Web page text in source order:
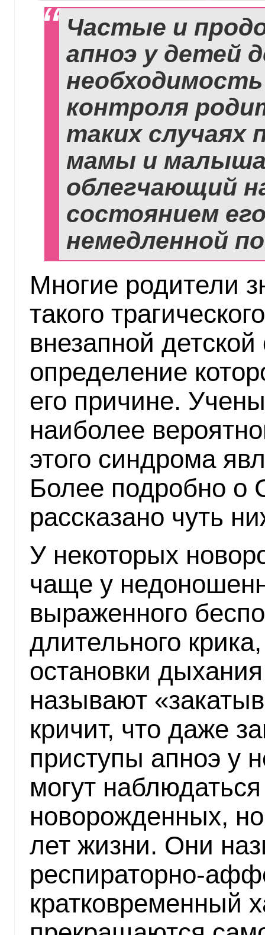
Частые и
апноэ у детей
контроля
таких случаях
мамы и малыша
облегчающий
состоянием
немедленной
Многие родители
такого
внезапной
определение
его причине.
наиболее
этого синдрома
Более подробно о
рассказано чуть
У некоторых
чаще у
выраженного
длительного
остановки
называют
кричит, что даже
приступы апноэ у
могут
новорожденных,
лет жизни. Они
респираторно-
кратковременный